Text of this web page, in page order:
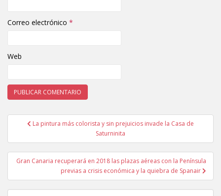
Correo electrónico *
Web
Navegación de entradas
La pintura más colorista y sin prejuicios invade la Casa de
Saturninita
Gran Canaria recuperará en 2018 las plazas aéreas con la Península
previas a crisis económica y la quiebra de Spanair